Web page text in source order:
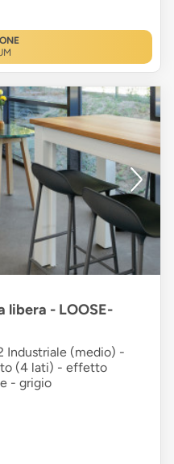
libera - LOOSE-
Industriale (medio) -
(4 lati) - effetto
- grigio